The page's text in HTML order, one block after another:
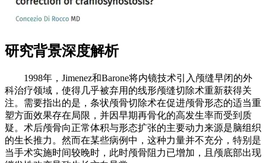
​研究背景深度解析​
1998年，Jimenez和Barone将内镜技术引入颅缝早闭的外
科治疗领域，使得几乎被弃用的线形颅缝切除术重新获得关
注。需要指出的是，条状颅骨切除术在促进颅骨形态的适当重
塑方面效果存在局限，并因早期再骨化的高发生率而受到质
疑。术后颅骨向正常体积与形态扩张的主要动力来源是脑组织
的生长推力。然而在某些病例中，这种力量并不充分，特别是
当手术实施时间较晚时，此时颅骨阻力已增加，且颅底部出现